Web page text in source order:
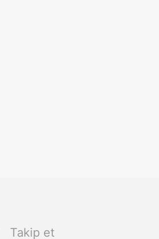
Takip et